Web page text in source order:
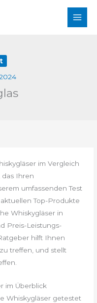
im Vergleich
das Ihren
umfassenden Test
Top-Produkte
Whiskygläser in
Preis-Leistungs-
hilft Ihnen
treffen, und stellt
im Überblick
Whiskygläser getestet